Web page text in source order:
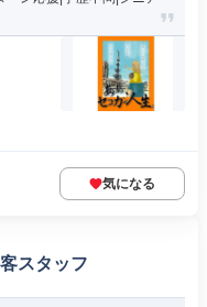
気になる
スタッフ